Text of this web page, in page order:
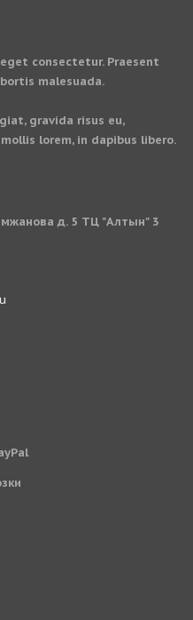
consectetur. Praesent
malesuada.
gravida risus eu,
lorem, in dapibus libero.
д. 5 ТЦ "Алтын" 3